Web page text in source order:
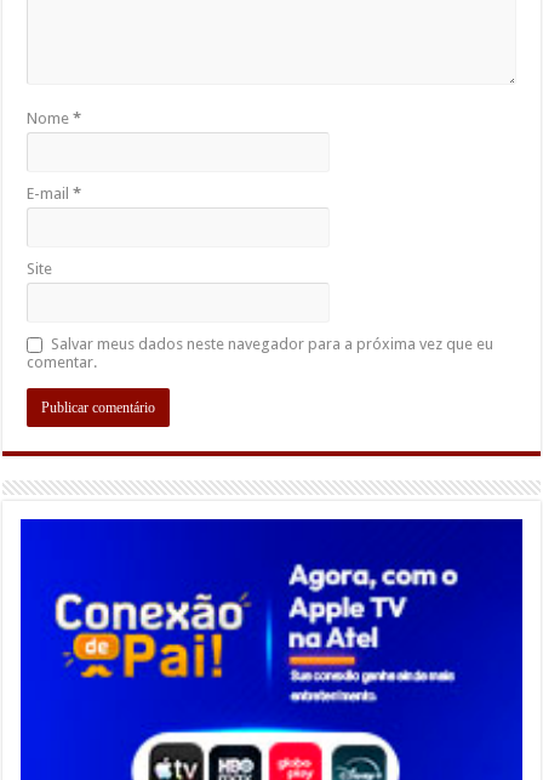
Nome*
E-mail*
Site
Salvar meus dados neste navegador para a próxima vez que eu
comentar.